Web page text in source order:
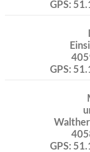
GPS:
GPS:
GPS: